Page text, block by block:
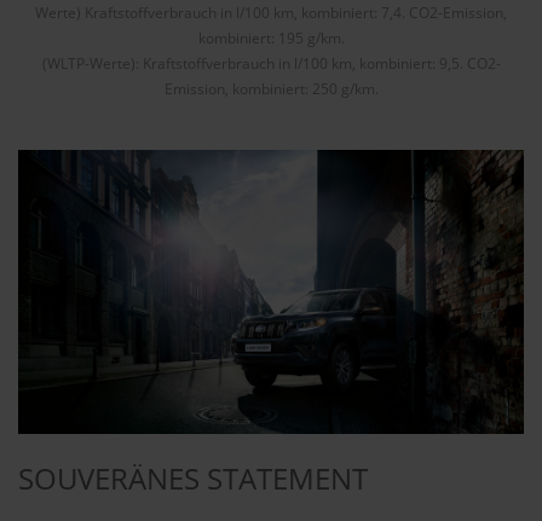
Werte) Kraftstoffverbrauch in l/100 km, kombiniert: 7,4. CO2-Emission,
kombiniert: 195 g/km.
(WLTP-Werte): Kraftstoffverbrauch in l/100 km, kombiniert: 9,5. CO2-
Emission, kombiniert: 250 g/km.
SOUVERÄNES STATEMENT